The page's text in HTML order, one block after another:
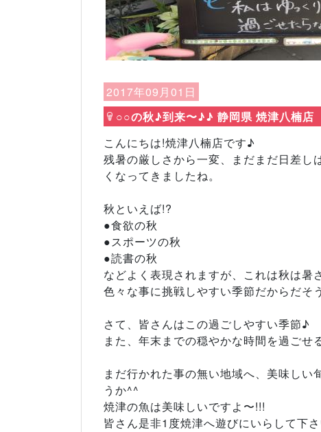
2017年09月01日
○○の秋♪到来〜♪♪ 静岡県 焼津八楠店
こんにちは!焼津八楠店です♪
残暑の厳しさから一変、まだまだ日差し
くなってきましたね。
秋といえば!?
●食欲の秋
●スポーツの秋
●読書の秋
などよく表現されますが、これは秋は暑
色々な事に挑戦しやすい季節だからだそ
さて、皆さんはこの過ごしやすい季節♪
また、年末までの穏やかな時間を過ごせ
まだ行かれた事の無い地域へ、美味しい
うか^^
焼津の魚は美味しいですよ〜!!!
皆さん是非1度焼津へ遊びにいらして下